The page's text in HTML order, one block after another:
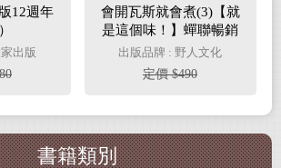
12週年
出版
會開瓦斯就會煮(3)【就
是這個味！】蟬聯暢銷
榜100週•大象主廚感恩
鄉親100道大放送！
出版品牌 : 野人文化
定價 $490
書籍類別